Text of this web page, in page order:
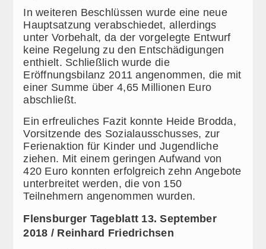
In weiteren Beschlüssen wurde eine neue
Hauptsatzung verabschiedet, allerdings
unter Vorbehalt, da der vorgelegte Entwurf
keine Regelung zu den Entschädigungen
enthielt. Schließlich wurde die
Eröffnungsbilanz 2011 angenommen, die mit
einer Summe über 4,65 Millionen Euro
abschließt.
Ein erfreuliches Fazit konnte Heide Brodda,
Vorsitzende des Sozialausschusses, zur
Ferienaktion für Kinder und Jugendliche
ziehen. Mit einem geringen Aufwand von
420 Euro konnten erfolgreich zehn Angebote
unterbreitet werden, die von 150
Teilnehmern angenommen wurden.
Flensburger Tageblatt 13. September
2018 / Reinhard Friedrichsen